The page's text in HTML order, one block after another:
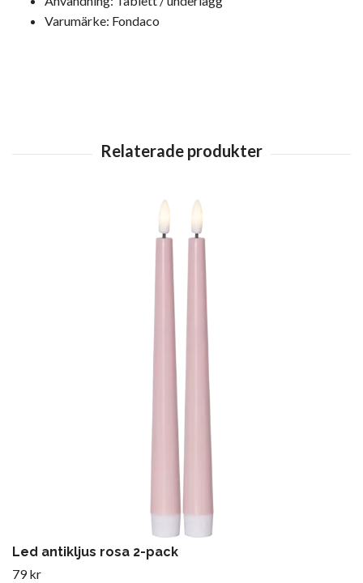
Varumärke: Fondaco
Led antikljus rosa 2-pack
79 kr